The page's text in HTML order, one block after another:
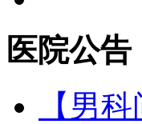
医院公告
【男